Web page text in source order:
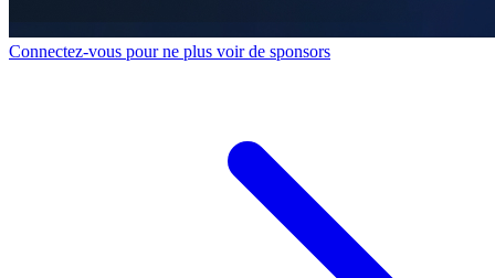
Connectez-vous pour ne plus voir de sponsors